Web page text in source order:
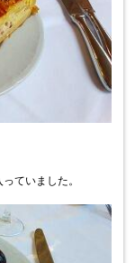
ていました。